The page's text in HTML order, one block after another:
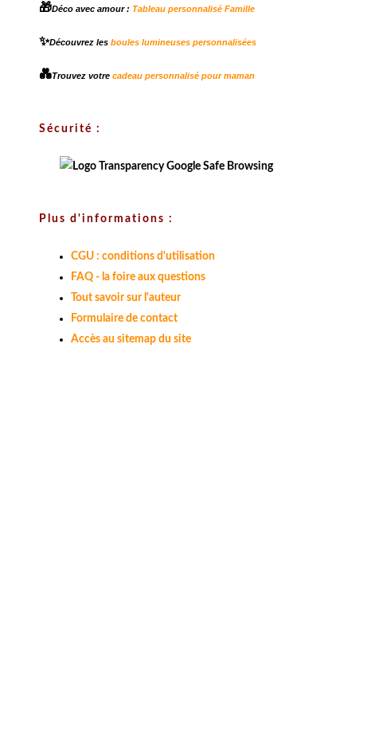
🎁Déco avec amour : Tableau personnalisé Famille
✨Découvrez les boules lumineuses personnalisées
💑Trouvez votre cadeau personnalisé pour maman
Sécurité :
Plus d'informations :
CGU : conditions d'utilisation
FAQ - la foire aux questions
Tout savoir sur l'auteur
Formulaire de contact
Accès au sitemap du site